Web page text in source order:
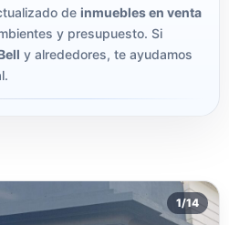
de inmuebles en venta
y presupuesto. Si
y alrededores, te ayudamos
1/14